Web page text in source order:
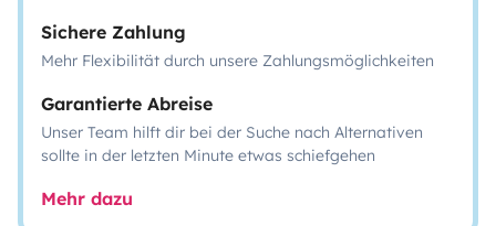
Sichere Zahlung
Mehr Flexibilität durch unsere Zahlungsmöglichkeiten
Garantierte Abreise
Unser Team hilft dir bei der Suche nach Alternativen
sollte in der letzten Minute etwas schiefgehen
Mehr dazu